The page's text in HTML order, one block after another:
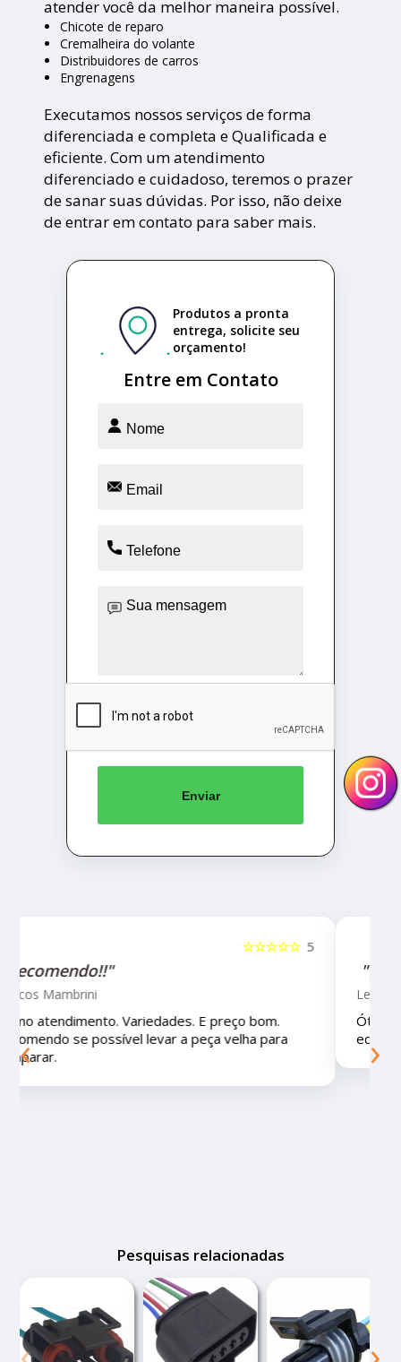
atender você da melhor maneira possível.
Chicote de reparo
Cremalheira do volante
Distribuidores de carros
Engrenagens
Executamos nossos serviços de forma
diferenciada e completa e Qualificada e
eficiente. Com um atendimento
diferenciado e cuidadoso, teremos o prazer
de sanar suas dúvidas. Por isso, não deixe
de entrar em contato para saber mais.
Entre em Contato
Produtos a pronta
entrega, solicite seu
orçamento!
Enviar
☆☆☆☆☆
"Recomendo!!!"
Letícia Brito
Ótimo lugar, vendedores super atenciosos e
educados e preços muito bons!
‹ ›
Pesquisas relacionadas